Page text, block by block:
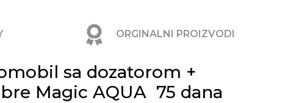
ORGINALNI PROIZVODI
sa dozatorom +
Magic AQUA 75 dana